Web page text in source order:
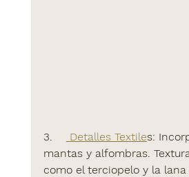
3. Detalles Textiles:
mantas y alfombras.
como el terciopelo y la